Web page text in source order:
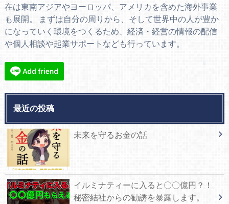
在は東南アジアやヨーロッパ、アメリカを含めた海外事業
も展開。 まずは自分の周りから、そして世界中の人が豊か
になっていく環境をつくるため、経済・経営の情報の配信
や個人相談や起業サポートなども行っています。
最近の投稿
未来を守るお金の話
イルミナティーに入ると〇〇億円？！
秘密結社からの勧誘を暴露します。